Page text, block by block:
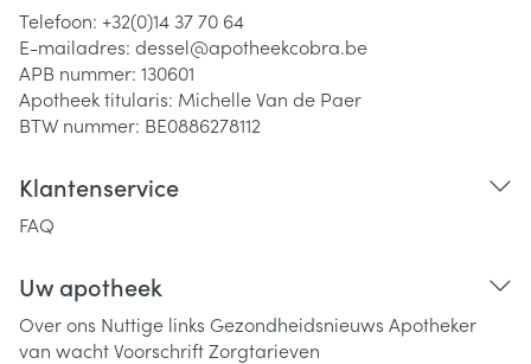
Telefoon: +32(0)14 37 70 64
E-mailadres: dessel@apotheekcobra.be
APB nummer: 130601
Apotheek titularis: Michelle Van de Paer
BTW nummer: BE0886278112
Klantenservice
FAQ
Uw apotheek
Over ons Nuttige links Gezondheidsnieuws Apotheker
van wachtVoorschriftZorgtarieven